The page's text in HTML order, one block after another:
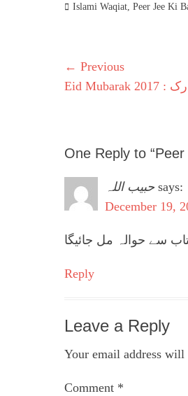
c
o
k
a
a
p
n
Categories
Islami Waqiat, Peer Jee Ki
Post
navigation
← Previous
Previous
One Reply to
حبیب اللہ says:
December 19,
سے حوالہ مل جائیگا
Reply
Leave a Reply
Your email address will
Comment *